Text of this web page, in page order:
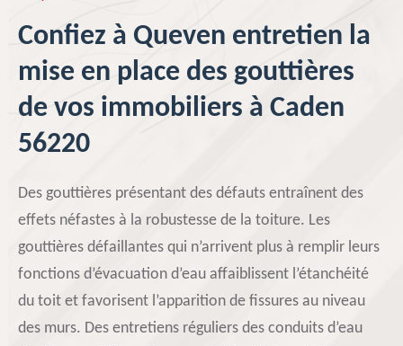
Confiez à Queven entretien la
mise en place des gouttières
de vos immobiliers à Caden
56220
Des gouttières présentant des défauts entraînent des
effets néfastes à la robustesse de la toiture. Les
gouttières défaillantes qui n’arrivent plus à remplir leurs
fonctions d’évacuation d’eau affaiblissent l’étanchéité
du toit et favorisent l’apparition de fissures au niveau
des murs. Des entretiens réguliers des conduits d’eau